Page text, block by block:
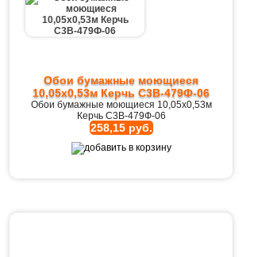
Обои бумажные моющиеся
10,05х0,53м Керчь С3В-479Ф-06
Обои бумажные моющиеся 10,05х0,53м
Керчь С3В-479Ф-06
258,15 руб.